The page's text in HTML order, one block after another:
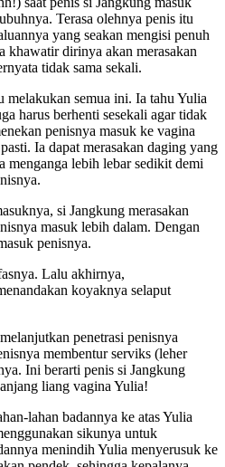
Terasa olehnya penis itu
yang seakan mengisi penuh
khawatir dirinya akan merasakan
tidak sama sekali.
melakukan semua ini. Ia tahu Yulia
harus berhenti sesekali agar tidak
penisnya masuk ke vagina
Ia dapat merasakan daging yang
menganga lebih lebar sedikit demi
si Jangkung merasakan
masuk lebih dalam. Dengan
penisnya.
Lalu akhirnya,
koyaknya selaput
penetrasi penisnya
membentur serviks (leher
Ini berarti penis si Jangkung
liang vagina Yulia!
lahan badannya ke atas Yulia
sikunya untuk
menindih Yulia menyerusuk ke